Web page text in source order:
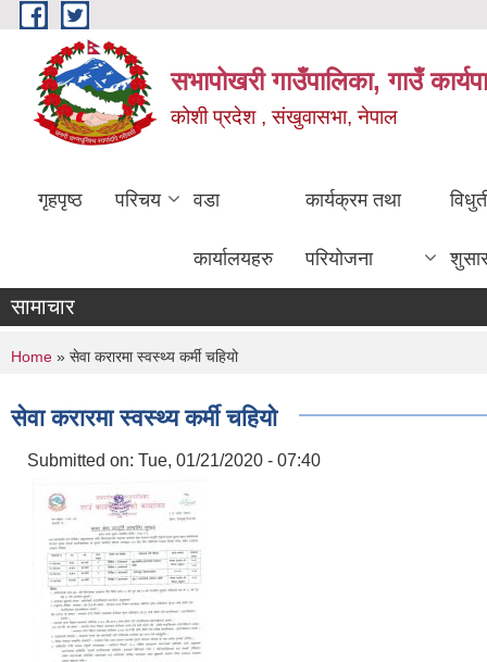
Skip to main content
सभापोखरी गाउँपालिका, गाउँ
कोशी प्रदेश , संखुवासभा, नेपाल
गृहपृष्ठ परिचय वडा
कार्यालयहरु
कार्यक्रम तथा
परियोजना
सामाचार
You are here
Home » सेवा करारमा स्वस्थ्य कर्मी चहियो
सेवा करारमा स्वस्थ्य कर्मी चहियो
Submitted on: Tue, 01/21/2020 - 07:40